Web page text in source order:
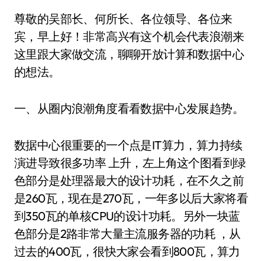
尊敬的吴部长、何所长、各位领导、各位来
宾，早上好！非常高兴有这个机会代表浪潮来
这里跟大家做交流，聊聊开放计算和数据中心
的想法。
一、从圈内浪潮角度看看数据中心发展趋势。
数据中心很重要的一个点是IT算力，算力持续
演进导致很多功率 上升，左上角这个图看到绿
色部分是处理器最大的设计功耗，在不久之前
是260瓦，现在是270瓦，一年多以后大家将看
到350瓦的单核CPU的设计功耗。另外一块蓝
色部分是2路非常大量主流服务器的功耗 ，从
过去的400瓦，很快大家会看到800瓦，算力